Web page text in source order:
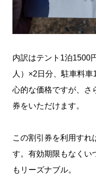
内訳はテント1泊1500
人）×2日分、駐車料
心的な価格ですが、さ
券をいただけます。
この割引券を利用すれ
す。有効期限もなくい
もリーズナブル。